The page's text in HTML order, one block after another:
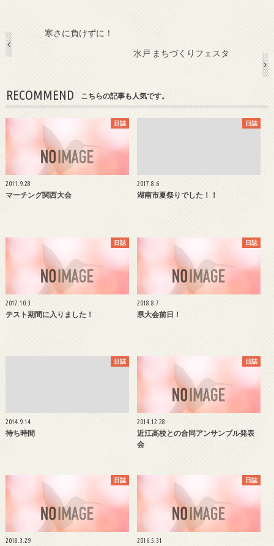
寒さに負けずに！
水戸 まちづくりフェスタ
RECOMMEND こちらの記事も人気です。
日誌
2011.9.28
マーチング関西大会
日誌
2017.8.6
湖南市夏祭りでした！！
日誌
2017.10.3
テスト期間に入りました！
日誌
2018.8.7
県大会前日！
日誌
2014.9.14
待ち時間
日誌
2014.12.28
近江高校との合同アンサンブル発表
会
日誌
2018.3.29
日誌
2016.5.31